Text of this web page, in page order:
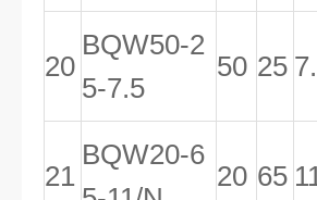
20
BQW50-2
5-7.5
50 25
21
BQW20-6
20 65